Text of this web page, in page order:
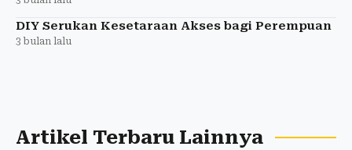
DIY Serukan Kesetaraan Akses bagi Perempuan
3 bulan lalu
Artikel Terbaru Lainnya